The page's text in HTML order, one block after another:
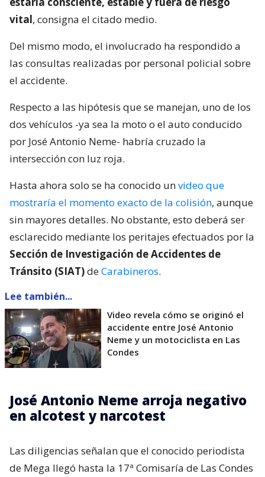
vital, consigna el citado medio.
Del mismo modo, el involucrado ha respondido a
las consultas realizadas por personal policial sobre
el accidente.
Respecto a las hipótesis que se manejan, uno de los
dos vehículos -ya sea la moto o el auto conducido
por José Antonio Neme- habría cruzado la
intersección con luz roja.
Hasta ahora solo se ha conocido unvideo que
mostraría el momento exacto de la colisión, aunque
sin mayores detalles. No obstante, esto deberá ser
esclarecido mediante los peritajes efectuados por la
Sección de Investigación de Accidentes de
Tránsito (SIAT)deCarabineros.
Lee también...
Video revela cómo se originó el
accidente entre José Antonio
Neme y un motociclista en Las
Condes
José Antonio Neme arroja negativo
en alcotest y narcotest
Las diligencias señalan que el conocido periodista
de Mega llegó hasta la 17ª Comisaría de Las Condes